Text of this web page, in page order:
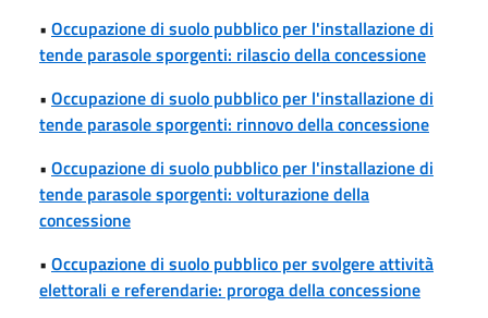
• Occupazione di suolo pubblico per l'installazione di
tende parasole sporgenti: rilascio della concessione
• Occupazione di suolo pubblico per l'installazione di
tende parasole sporgenti: rinnovo della concessione
• Occupazione di suolo pubblico per l'installazione di
tende parasole sporgenti: volturazione della
concessione
• Occupazione di suolo pubblico per svolgere attività
elettorali e referendarie: proroga della concessione